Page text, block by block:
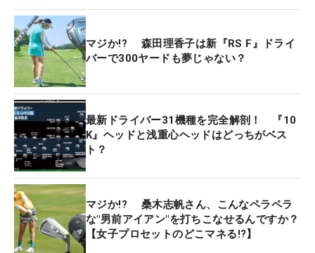
マジか!? 森田理香子は新『RS F』ドライ
バーで300ヤードも夢じゃない？
最新ドライバー31機種を完全解剖！ 『10
K』ヘッドと浅重心ヘッドはどっちがベス
ト？
マジか!? 桑木志帆さん、こんなペラペラ
な"男前アイアン"を打ちこなせるんですか？
【女子プロセットのどこマネる!?】